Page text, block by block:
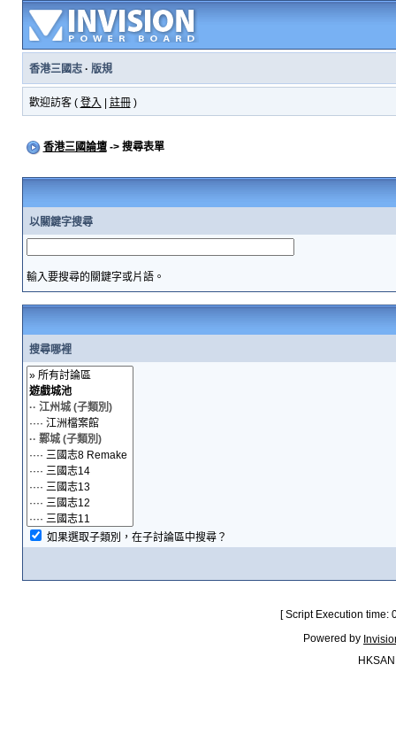
香港三國志· 版規
歡迎訪客 ( 登入 註冊)
香港三國論壇-> 搜尋表單
以關鍵字搜尋
輸入要搜尋的關鍵字或片語。
搜尋哪裡
如果選取子類別，在子討論區中搜尋？
[ Script Execution
Powered by